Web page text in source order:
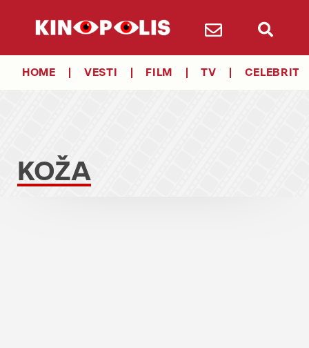
HOME VESTI FILM TV CELEBRITY
KOŽA